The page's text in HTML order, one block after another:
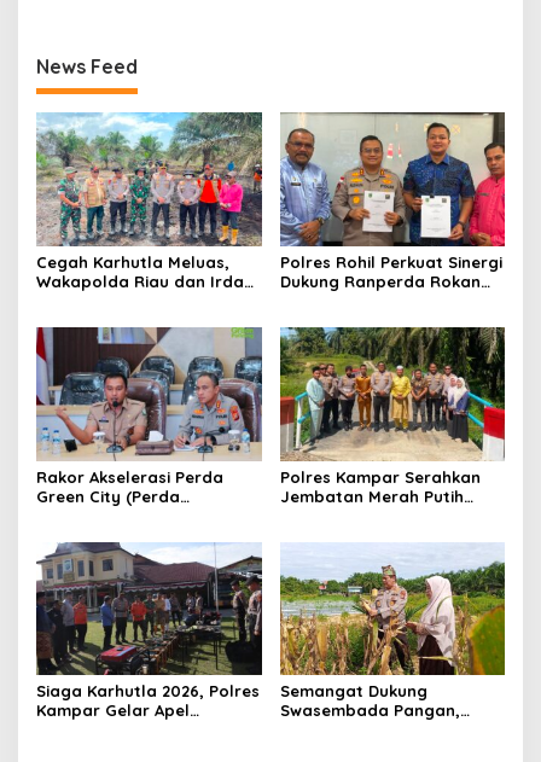
News Feed
Cegah Karhutla Meluas,
Wakapolda Riau dan Irdam
Limau Kapas
Polres Rohil Perkuat Sinergi
Dukung Ranperda Rokan
Rakor Akselerasi Perda
Green City (Perda
Lingkungan Hidup Kota
Pekanbaru dan Tim Pakar
Polres Kampar Serahkan
Jembatan Merah Putih
Siaga Karhutla 2026, Polres
Kampar Gelar Apel
Semangat Dukung
Swasembada Pangan,